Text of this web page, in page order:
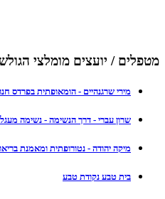
מטפלים / יועצים מומלצי
מירי שרגנהיים - הומאופתית בפרדס
שרון עברי - דרך הנשימה - נשימה
מיקה יהודה - נטורופתית ומאמנת
בית טבע נקודת טבע